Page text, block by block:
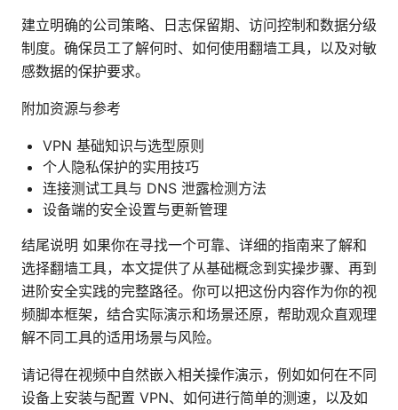
建立明确的公司策略、日志保留期、访问控制和数据分级
制度。确保员工了解何时、如何使用翻墙工具，以及对敏
感数据的保护要求。
附加资源与参考
VPN 基础知识与选型原则
个人隐私保护的实用技巧
连接测试工具与 DNS 泄露检测方法
设备端的安全设置与更新管理
结尾说明 如果你在寻找一个可靠、详细的指南来了解和
选择翻墙工具，本文提供了从基础概念到实操步骤、再到
进阶安全实践的完整路径。你可以把这份内容作为你的视
频脚本框架，结合实际演示和场景还原，帮助观众直观理
解不同工具的适用场景与风险。
请记得在视频中自然嵌入相关操作演示，例如如何在不同
设备上安装与配置 VPN、如何进行简单的测速，以及如